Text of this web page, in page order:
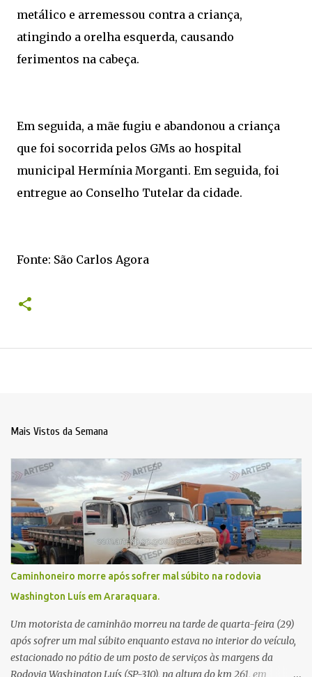
metálico e arremessou contra a criança,
atingindo a orelha esquerda, causando
ferimentos na cabeça.
Em seguida, a mãe fugiu e abandonou a criança
que foi socorrida pelos GMs ao hospital
municipal Hermínia Morganti. Em seguida, foi
entregue ao Conselho Tutelar da cidade.
Fonte: São Carlos Agora
Mais Vistos da Semana
Caminhoneiro morre após sofrer mal súbito na rodovia
Washington Luís em Araraquara.
Um motorista de caminhão morreu na tarde de quarta-feira (29)
após sofrer um mal súbito enquanto estava no interior do veículo,
estacionado no pátio de um posto de serviços às margens da
Rodovia Washington Luís (SP-310), na altura do km 261, em